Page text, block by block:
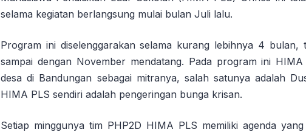
selama kegiatan berlangsung mulai bulan Juli lalu.
Program ini diselenggarakan selama kurang lebihnya 4
sampai dengan November mendatang. Pada program ini
desa di Bandungan sebagai mitranya, salah satunya adalah
HIMA PLS sendiri adalah pengeringan bunga krisan.
Setiap minggunya tim PHP2D HIMA PLS memiliki agenda